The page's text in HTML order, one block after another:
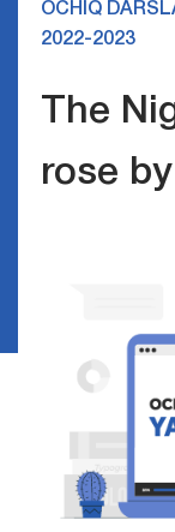
OCHIQ
2022-2023
The
rose